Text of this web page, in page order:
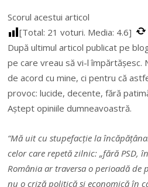
Scorul acestui articol
[Total: 21 voturi. Media: 4.6]
După ultimul articol publicat pe
pe care vreau să vi-l împărtăşesc.
de acord cu mine, ci pentru că
provoc: lucide, decente, fără
Aştept opiniile dumneavoastră.
“Mă uit cu stupefacție la
celor care repetă zilnic: „fără PSD,
România ar traversa o perioadă de
nu o criză politică și economică în